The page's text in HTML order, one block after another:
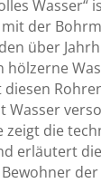
Wasser“
der
über
hölzerne
Wasser
zeigt die
erläutert